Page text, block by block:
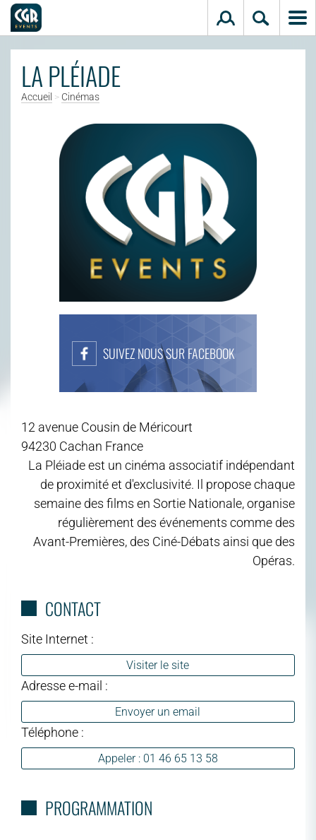
Aller au contenu principal
LA PLÉIADE
Accueil > Cinémas
SUIVEZ NOUS SUR FACEBOOK
12 avenue Cousin de Méricourt
94230 Cachan France
La Pléiade est un cinéma associatif indépendant
de proximité et d'exclusivité. Il propose chaque
semaine des films en Sortie Nationale, organise
régulièrement des événements comme des
Avant-Premières, des Ciné-Débats ainsi que des
Opéras.
CONTACT
Site Internet :
Visiter le site
Adresse e-mail :
Envoyer un email
Téléphone :
Appeler : 01 46 65 13 58
PROGRAMMATION